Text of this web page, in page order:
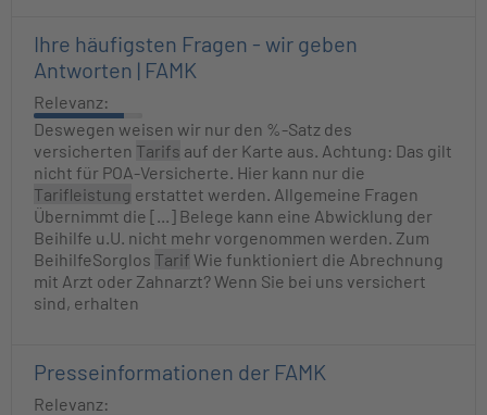
Ihre häufigsten Fragen - wir geben
Antworten | FAMK
Relevanz:
Deswegen weisen wir nur den %-Satz des
versicherten Tarifs auf der Karte aus. Achtung: Das gilt
nicht für POA-Versicherte. Hier kann nur die
Tarifleistung erstattet werden. Allgemeine Fragen
Übernimmt die [...] Belege kann eine Abwicklung der
Beihilfe u.U. nicht mehr vorgenommen werden. Zum
BeihilfeSorglos Tarif Wie funktioniert die Abrechnung
mit Arzt oder Zahnarzt? Wenn Sie bei uns versichert
sind, erhalten
Presseinformationen der FAMK
Relevanz: